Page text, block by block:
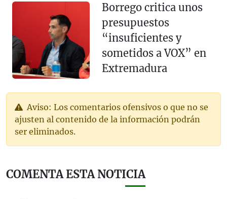
Borrego critica unos
presupuestos
“insuficientes y
sometidos a VOX” en
Extremadura
Aviso: Los comentarios ofensivos o que no se
ajusten al contenido de la información podrán
ser eliminados.
COMENTA ESTA NOTICIA